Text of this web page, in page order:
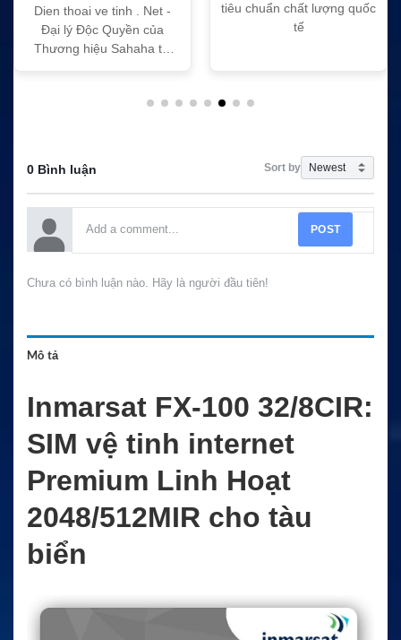
Dien thoai ve tinh . Net -
Đại lý Độc Quyền của
Thương hiệu Sahaha tại
tiêu chuẩn chất lượng quốc
tế
0 Bình luận Sort by
POST
Chưa có bình luận nào. Hãy là người đầu tiên!
Mô tả
Inmarsat FX-100 32/8CIR:
SIM vệ tinh internet
Premium Linh Hoạt
2048/512MIR cho tàu
biển